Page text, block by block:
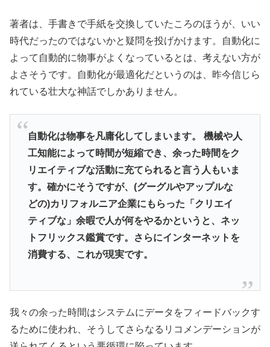
著者は、手書きで手紙を交換していたころのほうが、いい
時代だったのではないかと疑問を投げかけます。自動化に
よって自動的に物事がよくなっているとは、考えない方が
よさそうです。自動化が最適化だというのは、昨今信じら
れている壮大な神話でしかありません。
自動化は物事を凡庸化してしまいます。 機械や人
工知能によって時間が短縮でき、余った時間をク
リエイティブな活動に充てられると言う人もいま
す。確かにそうですが、(グーグルやアップルな
どの)カリフォルニア企業にもらった「クリエイ
ティブな」余暇で人が何をやるかというと、ネッ
トフリックス鑑賞です。さらにインターネットを
消費する、これが現実です。
我々の余った時間はシステムにデータをフィードバックす
るために使われ、そうしてさらなるリコメンデーションが